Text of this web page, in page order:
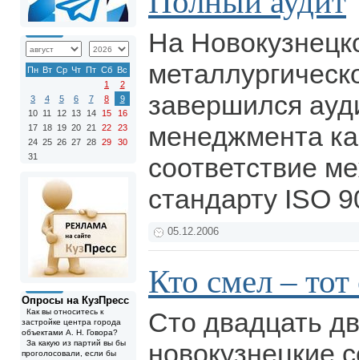
Пн Вт Ср Чт Пт Сб Вс
1
2
3
4 5 6 7 8
9
10 11 12 13 14 15
16
17 18 19 20 21 22
23
24 25 26 27 28 29
30
31
Опросы на КузПресс
Как вы относитесь к
застройке центра города
объектами А. Н. Говора?
За какую из партий вы бы
проголосовали, если бы
На
завершился
менеджмента
соответствие
стандарту ISO
05.12.2006
Кто смел – тот
Сто двадцать
новокузнецкие